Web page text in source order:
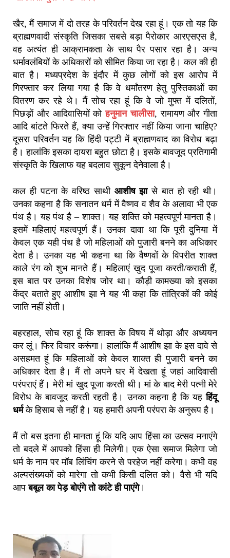
खैर, मैं समाज में दो तरह के परिवर्तन देख रहा हूं। एक तो यह कि
ब्राह्मणवादी संस्कृति जिसका सबसे बड़ा पैरोकार आरएसएस है,
वह अत्यंत ही आक्रामकता के साथ पैर पसार रहा है। अन्य
धर्मावलंबियों के अधिकारों को सीमित किया जा रहा है। कल की ही
बात है। मध्यप्रदेश के इंदौर में कुछ लोगों को इस आरोप में
गिरफ्तार कर लिया गया है कि वे धर्मांतरण हेतु पुस्तिकाओं का
वितरण कर रहे थे। मैं सोच रहा हूं कि वे जो मुफ्त में दलितों,
पिछड़ों और आदिवासियों कोहनुमान चालीसा, रामायण और गीता
आदि बांटते फिरते हैं, क्या उन्हें गिरफ्तार नहीं किया जाना चाहिए?
दूसरा परिवर्तन यह कि हिंदी पट्टी में ब्राह्मणवाद का विरोध बढ़ा
है। हालांकि इसका दायरा बहुत छोटा है। इसके बावजूद प्रतिगामी
संस्कृति के खिलाफ यह बदलाव सुकून देनेवाला है।
कल ही पटना के वरिष्ठ साथी आशीष झासे बात हो रही थी।
उनका कहना है कि सनातन धर्म में वैष्णव व शैव के अलावा भी एक
पंथ है। यह पंथ है – शाक्त। यह शक्ति को महत्वपूर्ण मानता है।
इसमें महिलाएं महत्वपूर्ण हैं। उनका दावा था कि पूरी दुनिया में
केवल एक यही पंथ है जो महिलाओं को पुजारी बनने का अधिकार
देता है। उनका यह भी कहना था कि वैष्णवों के विपरीत शाक्त
काले रंग को शुभ मानते हैं। महिलाएं खुद पूजा करती/कराती हैं,
इस बात पर उनका विशेष जोर था। कौड़ी कामख्या को इसका
केंद्र बताते हुए आशीष झा ने यह भी कहा कि तांत्रिकों की कोई
जाति नहीं होती।
बहरहाल, सोच रहा हूं कि शाक्त के विषय में थोड़ा और अध्ययन
कर लूं। फिर विचार करूंगा। हालांकि मैं आशीष झा के इस दावे से
असहमत हूं कि महिलाओं को केवल शाक्त ही पुजारी बनने का
अधिकार देता है। मैं तो अपने घर में देखता हूं जहां आदिवासी
परंपराएं हैं। मेरी मां खुद पूजा करती थी। मां के बाद मेरी पत्नी मेरे
विरोध के बावजूद करती रहती है। उनका कहना है कि यहहिंदू
धर्मके हिसाब से नहीं है। यह हमारी अपनी परंपरा के अनुरूप है।
मैं तो बस इतना ही मानता हूं कि यदि आप हिंसा का उत्सव मनाएंगे
तो बदले में आपको हिंसा ही मिलेगी। एक ऐसा समाज मिलेगा जो
धर्म के नाम पर मॉब लिंचिंग करने से परहेज नहीं करेगा। कभी वह
अल्पसंख्यकों को मारेगा तो कभी किसी दलित को। वैसे भी यदि
आपबबूल का पेड़ बोएंगे तो कांटे ही पाएंगे।